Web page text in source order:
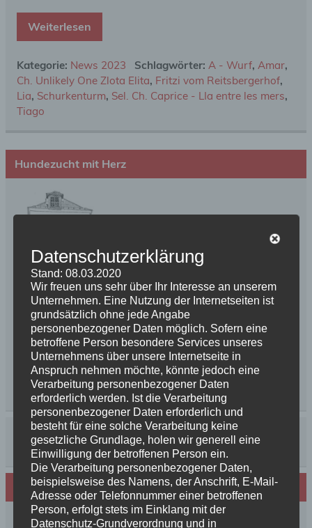
Weiterlesen
Kategorie: News 2023 Schlagwörter: A - Wurf, Amar,
Ch. Unlikely One Zlota Elita, Fritzi vom Reitsbergerhof,
Lia, Schurkenturm, Sel. Ch. Caprice - LIa entre les mers,
Tiago
Hundezucht mit Herz
Neues von den Turmschurken
Frohe Weihnachten 2025 unseren
Datenschutzerklärung
Stand: 08.03.2020
Wir freuen uns sehr über Ihr Interesse an unserem
Unternehmen. Eine Nutzung der Internetseiten ist
grundsätzlich ohne jede Angabe
personenbezogener Daten möglich. Sofern eine
betroffene Person besondere Services unseres
Unternehmens über unsere Internetseite in
Anspruch nehmen möchte, könnte jedoch eine
Verarbeitung personenbezogener Daten
erforderlich werden. Ist die Verarbeitung
personenbezogener Daten erforderlich und
besteht für eine solche Verarbeitung keine
gesetzliche Grundlage, holen wir generell eine
Einwilligung der betroffenen Person ein.
Die Verarbeitung personenbezogener Daten,
beispielsweise des Namens, der Anschrift, E-Mail-
Adresse oder Telefonnummer einer betroffenen
Person, erfolgt stets im Einklang mit der
Datenschutz-Grundverordnung und in